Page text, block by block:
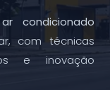
condicionado
com técnicas
e inovação